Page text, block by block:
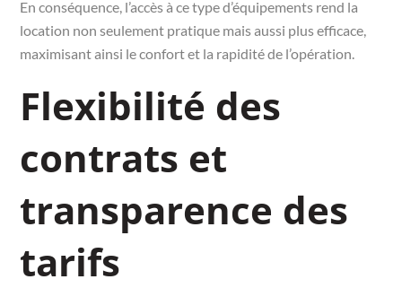
En conséquence, l’accès à ce type d’équipements rend la
location non seulement pratique mais aussi plus efficace,
maximisant ainsi le confort et la rapidité de l’opération.
Flexibilité des
contrats et
transparence des
tarifs